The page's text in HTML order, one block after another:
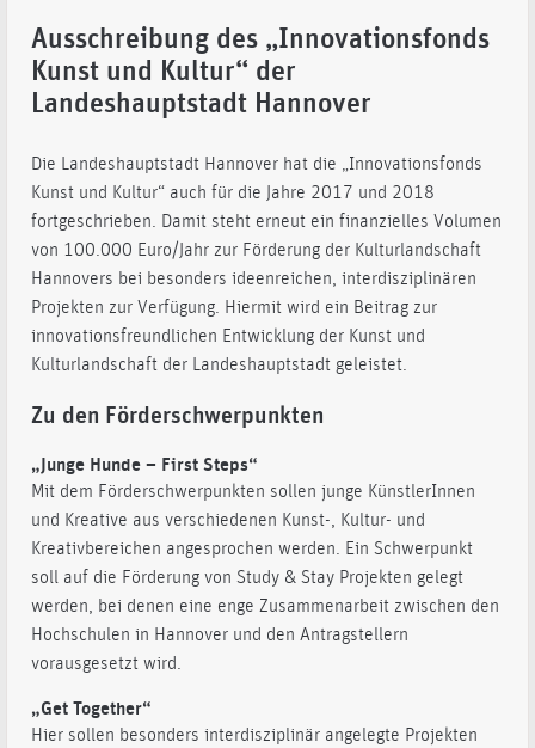
Ausschreibung des „Innovationsfonds
Kunst und Kultur“ der
Landeshauptstadt Hannover
Die Landeshauptstadt Hannover hat die „Innovationsfonds
Kunst und Kultur“ auch für die Jahre 2017 und 2018
fortgeschrieben. Damit steht erneut ein finanzielles Volumen
von 100.000 Euro/Jahr zur Förderung der Kulturlandschaft
Hannovers bei besonders ideenreichen, interdisziplinären
Projekten zur Verfügung. Hiermit wird ein Beitrag zur
innovationsfreundlichen Entwicklung der Kunst und
Kulturlandschaft der Landeshauptstadt geleistet.
Zu den Förderschwerpunkten
„Junge Hunde – First Steps“
Mit dem Förderschwerpunkten sollen junge KünstlerInnen
und Kreative aus verschiedenen Kunst-, Kultur- und
Kreativbereichen angesprochen werden. Ein Schwerpunkt
soll auf die Förderung von Study & Stay Projekten gelegt
werden, bei denen eine enge Zusammenarbeit zwischen den
Hochschulen in Hannover und den Antragstellern
vorausgesetzt wird.
„Get Together“
Hier sollen besonders interdisziplinär angelegte Projekten